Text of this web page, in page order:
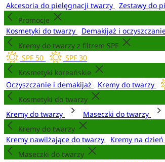
Akcesoria do pielęgnacji twarzy
Zestawy do
Promocje
Kosmetyki do twarzy
Demakijaż i
Kremy do twarzy z filtrem SPF
SPF 50
SPF 30
Kosmetyki koreańskie
Oczyszczanie i demakijaż
Kremy do twarzy
Kosmetyki do twarzy
Kremy do twarzy
Maseczki do twarzy
Kremy do twarzy
Kremy nawilżające do twarzy
Kremy na dzień
Maseczki do twarzy